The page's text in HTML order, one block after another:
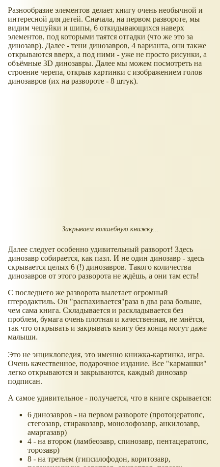
Разнообразие элементов делает книгу очень необычной и
интересной для детей. Сначала, на первом развороте, мы
видим чешуйки и шипы, 6 откидывающихся наверх
элементов, под которыми таятся отгадки (что же это за
динозавр). Далее - тени динозавров, 4 варианта, они также
открываются вверх, а под ними - уже не просто рисунки, а
объёмные 3D динозавры. Далее мы можем посмотреть на
строение черепа, открыв картинки с изображением голов
динозавров (их на развороте - 8 штук).
Закрываем волшебную книжку...
Далее следует особенно удивительный разворот! Здесь
динозавр собирается, как пазл. И не один динозавр - здесь
скрывается целых 6 (!) динозавров. Такого количества
динозавров от этого разворота не ждёшь, а они там есть!
С последнего же разворота вылетает огромный
птеродактиль. Он "распахивается"раза в два раза больше,
чем сама книга. Складывается и раскладывается без
проблем, бумага очень плотная и качественная, не мнётся,
так что открывать и закрывать книгу без конца могут даже
малыши.
Это не энциклопедия, это именно книжка-картинка, игра.
Очень качественное, подарочное издание. Все "кармашки"
легко открываются и закрываются, каждый динозавр
подписан.
А самое удивительное - получается, что в книге скрывается:
6 динозавров - на первом развороте (протоцератопс,
стегозавр, стиракозавр, монолофозавр, анкилозавр,
амаргазавр)
4 - на втором (ламбеозавр, спинозавр, пентацератопс,
торозавр)
8 - на третьем (гипсилофодон, коритозавр,